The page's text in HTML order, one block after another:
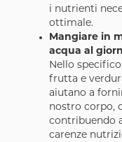
i nutrienti
ottimale.
Mangiare in
acqua al
Nello
frutta e
aiutano a
nostro corpo,
contribuendo
carenze